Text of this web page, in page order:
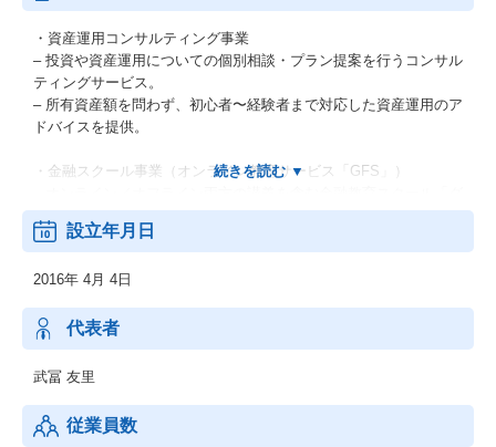
・資産運用コンサルティング事業
– 投資や資産運用についての個別相談・プラン提案を行うコンサル
ティングサービス。
– 所有資産額を問わず、初心者〜経験者まで対応した資産運用のア
ドバイスを提供。
・金融スクール事業（オンライン教育サービス「GFS」）
ローバルファイナンシャルスクール（GFS）」を運営。
– 資産運用、金融、経済、歴史など幅広いテーマの講義を体系的に
設立年月日
2016年 4月 4日
代表者
武冨 友里
従業員数